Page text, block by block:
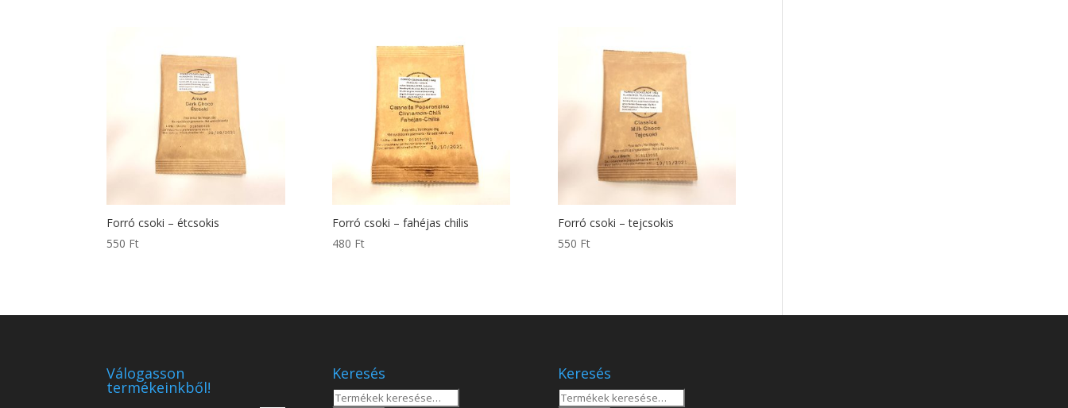
6
.850 Ft
Forró csoki – étcsokis
550 Ft
Forró csoki – fahéjas chilis
480 Ft
Forró csoki – tejcsokis
550 Ft
Válogasson
termékeinkből!
Keresés
Keresés
Keresés
Keresés